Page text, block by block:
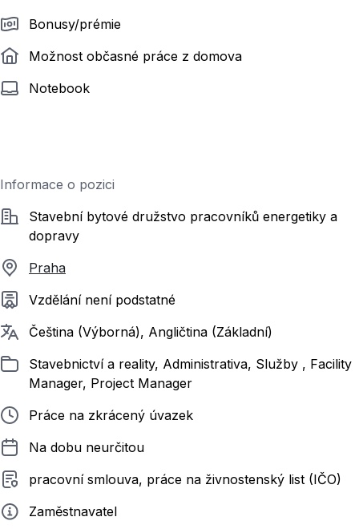
Bonusy/prémie
Možnost občasné práce z domova
Notebook
Informace o pozici
SpolečnostStavební bytové družstvo pracovníků energetiky a
dopravy
Praha
Požadované vzdělání
Vzdělání není podstatné
Požadované jazyky
Čeština (Výborná), Angličtina (Základní)
ZařazenoStavebnictví a reality, Administrativa, Služby , Facility
Manager, Project Manager
Typ pracovního poměru
Práce na zkrácený úvazek
Délka pracovního poměru
Na dobu neurčitou
Typ smluvního vztahu
pracovní smlouva, práce na živnostenský list (IČO)
ZadavatelZaměstnavatel